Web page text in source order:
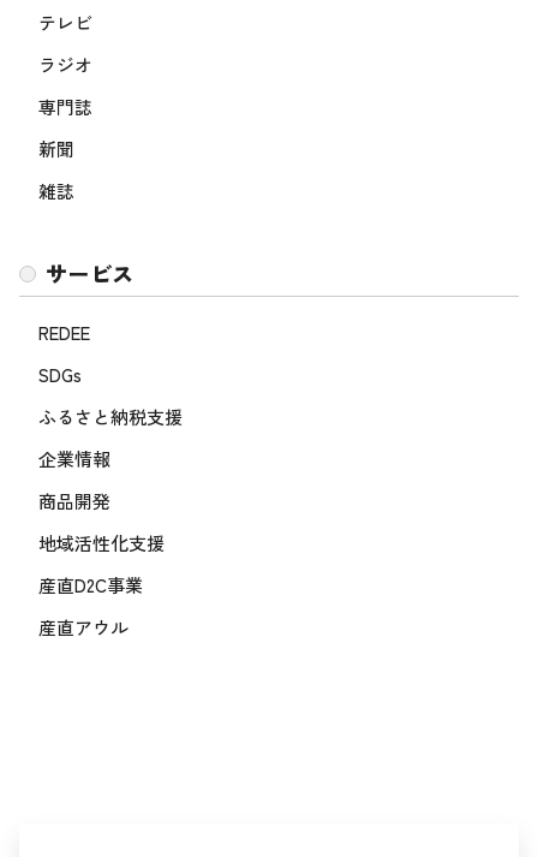
テレビ
ラジオ
専門誌
新聞
雑誌
サービス
REDEE
SDGs
ふるさと納税支援
企業情報
商品開発
地域活性化支援
産直D2C事業
産直アウル